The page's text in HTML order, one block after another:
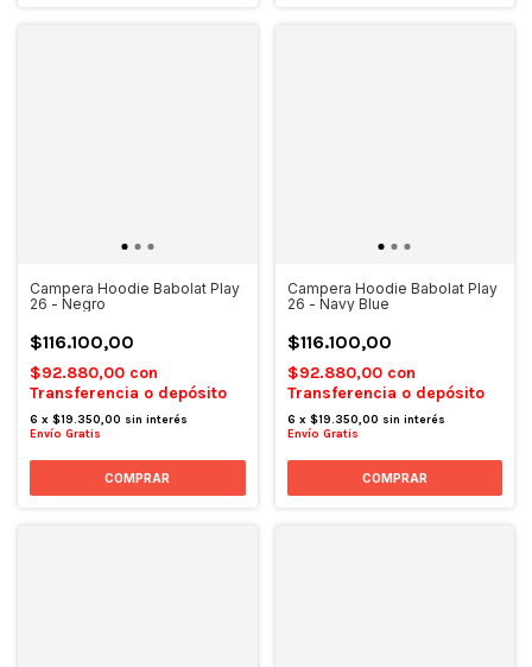
Campera Hoodie Babolat Play
26 - Negro
$116.100,00
$92.880,00 con
Transferencia o depósito
6 x $19.350,00 sin interés
Envío Gratis
COMPRAR
Campera Hoodie Babolat Play
26 - Navy Blue
$116.100,00
$92.880,00 con
Transferencia o depósito
6 x $19.350,00 sin interés
Envío Gratis
COMPRAR